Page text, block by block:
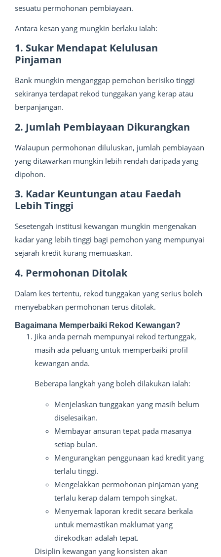
sesuatu permohonan pembiayaan.
Antara kesan yang mungkin berlaku ialah:
1. Sukar Mendapat Kelulusan
Pinjaman
Bank mungkin menganggap pemohon berisiko tinggi
sekiranya terdapat rekod tunggakan yang kerap atau
berpanjangan.
2. Jumlah Pembiayaan Dikurangkan
Walaupun permohonan diluluskan, jumlah pembiayaan
yang ditawarkan mungkin lebih rendah daripada yang
dipohon.
3. Kadar Keuntungan atau Faedah
Lebih Tinggi
Sesetengah institusi kewangan mungkin mengenakan
kadar yang lebih tinggi bagi pemohon yang mempunyai
sejarah kredit kurang memuaskan.
4. Permohonan Ditolak
Dalam kes tertentu, rekod tunggakan yang serius boleh
menyebabkan permohonan terus ditolak.
Bagaimana Memperbaiki Rekod Kewangan?
Jika anda pernah mempunyai rekod tertunggak,
masih ada peluang untuk memperbaiki profil
kewangan anda.
Beberapa langkah yang boleh dilakukan ialah:
Menjelaskan tunggakan yang masih belum
diselesaikan.
Membayar ansuran tepat pada masanya
setiap bulan.
Mengurangkan penggunaan kad kredit yang
terlalu tinggi.
Mengelakkan permohonan pinjaman yang
terlalu kerap dalam tempoh singkat.
Menyemak laporan kredit secara berkala
untuk memastikan maklumat yang
direkodkan adalah tepat.
Disiplin kewangan yang konsisten akan